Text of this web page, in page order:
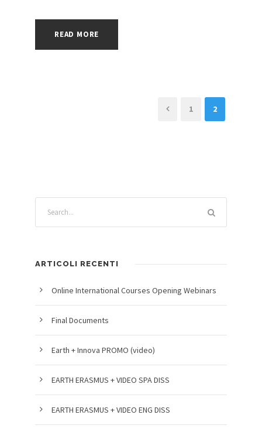
READ MORE
1 2
ARTICOLI RECENTI
Online International Courses Opening Webinars
Final Documents
Earth + Innova PROMO (video)
EARTH ERASMUS + VIDEO SPA DISS
EARTH ERASMUS + VIDEO ENG DISS